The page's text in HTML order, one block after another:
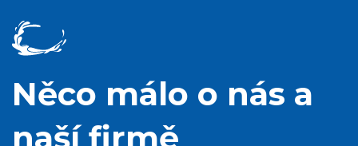
Něco málo o nás a
naší firmě